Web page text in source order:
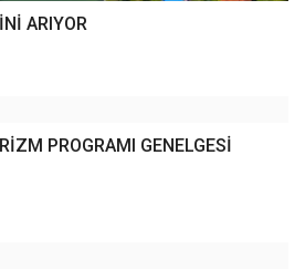
ARIYOR
PROGRAMI GENELGESİ